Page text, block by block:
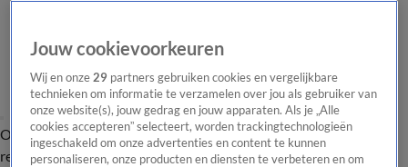
Overzicht Laatste nieuws Regionieuws Het beste van Hart
Tip de
redactie
Jouw cookievoorkeuren
Wij en onze29 partners gebruiken cookies en vergelijkbare
technieken om informatie te verzamelen over jou als gebruiker van
onze website(s), jouw gedrag en jouw apparaten. Als je „Alle
cookies accepteren” selecteert, worden trackingtechnologieën
ingeschakeld om onze advertenties en content te kunnen
personaliseren, onze producten en diensten te verbeteren en om